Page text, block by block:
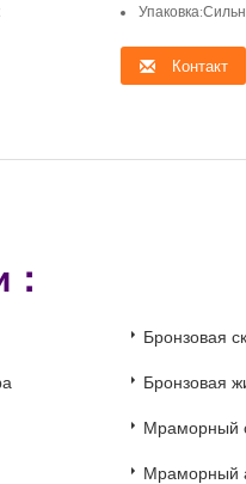
Контакт
Бронзовая
Бронзовая
Мраморный
Мраморный